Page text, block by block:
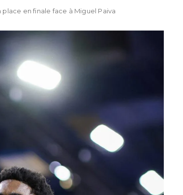
place en finale face à Miguel Paiva